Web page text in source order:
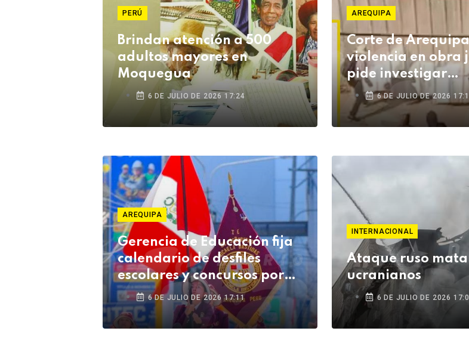
PERÚ
Brindan atención a 500
adultos mayores en
Moquegua
6 DE JULIO DE 2026 17:24
AREQUIPA
Corte de
violencia en obra
pide investigar
enfrentamientos
Colorado
6 DE JULIO DE 2026
AREQUIPA
Gerencia de Educación fija
calendario de desfiles
escolares y concursos por
Fiestas Patrias
6 DE JULIO DE 2026 17:11
INTERNACIONAL
Ataque ruso
ucranianos
6 DE JULIO DE 2026